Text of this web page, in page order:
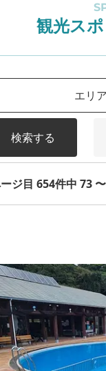
観光ス
エリ
検索する
ジ目 654件中 73